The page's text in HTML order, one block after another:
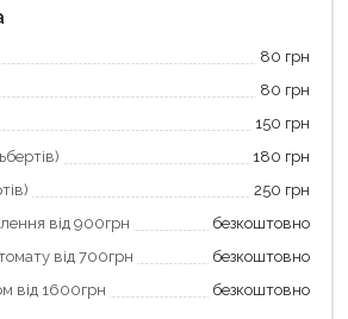
80 грн
80 грн
150 грн
180 грн
250 грн
від 900грн
безкоштовно
від 700грн
безкоштовно
від 1600грн
безкоштовно